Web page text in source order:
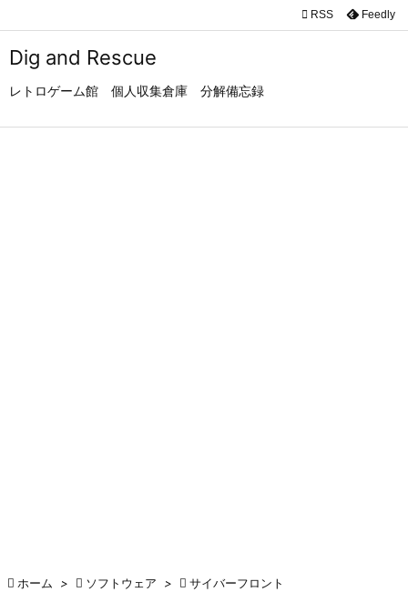
Dig and Rescue
レトロゲーム館 個人収集倉庫 分解備忘録


 RSS Feedly
 ホーム >  ソフトウェア >  サイバーフロント